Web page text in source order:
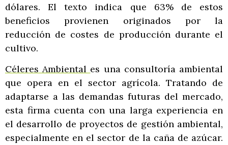
dólares. El texto indica que 63% de estos
beneficios provienen originados por la
reducción de costes de producción durante el
cultivo.
Céleres Ambiental es una consultoría ambiental
que opera en el sector agrícola. Tratando de
adaptarse a las demandas futuras del mercado,
esta firma cuenta con una larga experiencia en
el desarrollo de proyectos de gestión ambiental,
especialmente en el sector de la caña de azúcar.